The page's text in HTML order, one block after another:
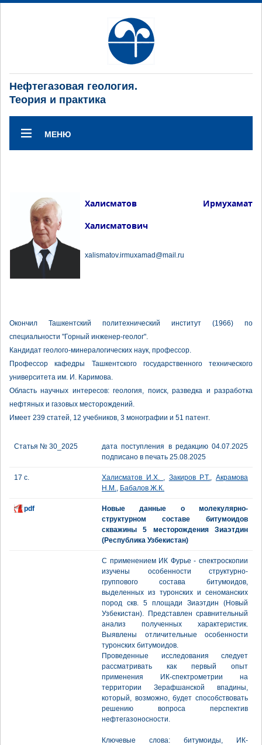
Нефтегазовая геология.
Теория и практика
МЕНЮ
Халисматов Ирмухамат
Халисматович
xalismatov.irmuxаmad@mail.ru
Окончил Ташкентский политехнический институт (1966) по
специальности "Горный инженер-геолог".
Кандидат геолого-минералогических наук, профессор.
Профессор кафедры Ташкентского государственного технического
университета им. И. Каримова.
Область научных интересов: геология, поиск, разведка и разработка
нефтяных и газовых месторождений.
Имеет 239 статей, 12 учебников, 3 монографии и 51 патент.
Статья № 30_2025
дата поступления в редакцию 04.07.2025
подписано в печать 25.08.2025
17 с. Халисматов И.Х. , Закиров Р.Т.,Акрамова
Н.М., Бабалов Ж.К.
pdf
Новые данные о молекулярно-
структурном составе битумоидов
скважины 5 месторождения Зиаэтдин
(Республика Узбекистан)
С применением ИК Фурье - спектроскопии
изучены особенности структурно-
группового состава битумоидов,
выделенных из туронских и сеноманских
пород скв. 5 площади Зиаэтдин (Новый
Узбекистан). Представлен сравнительный
анализ полученных характеристик.
Выявлены отличительные особенности
туронских битумоидов.
Проведенные исследования следует
рассматривать как первый опыт
применения ИК-спектрометрии на
территории Зерафшанской впадины,
который, возможно, будет способствовать
решению вопроса перспектив
нефтегазоносности.
Ключевые слова: битумоиды, ИК-